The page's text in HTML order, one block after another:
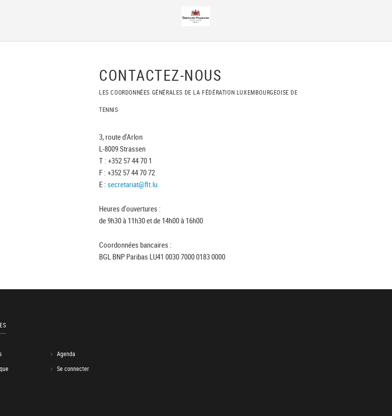
CONTACTEZ-NOUS
LES COORDONNÉES GÉNÉRALES DE LA FÉDÉRATION LUXEMBOURGEOISE DE
TENNIS
3, route d'Arlon
L-8009 Strassen
T : +352 57 44 70 1
F : +352 57 44 70 72
E : secretariat@flt.lu
Heures d'ouvertures :
de 9h30 à 11h30 et de 14h00 à 16h00
Coordonnées bancaires :
BGL BNP Paribas LU41 0030 7000 0183 0000
Agenda
Se connecter